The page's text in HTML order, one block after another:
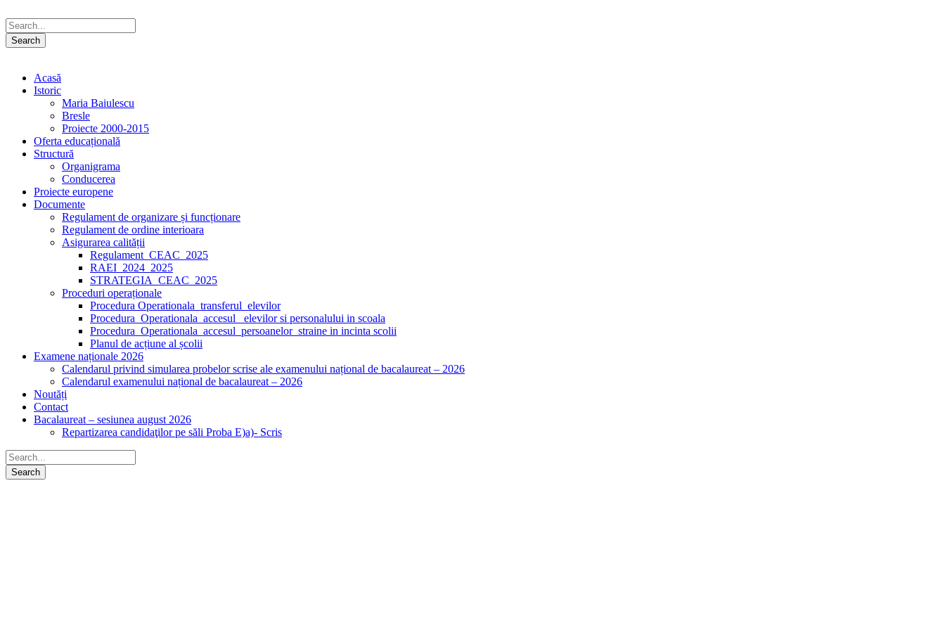
Acasă
Istoric
Maria Baiulescu
Bresle
Proiecte 2000-2015
Oferta educațională
Structură
Organigrama
Conducerea
Proiecte europene
Documente
Regulament de organizare și funcționare
Regulament de ordine interioara
Asigurarea calității
Regulament_CEAC_2025
RAEI_2024_2025
STRATEGIA_CEAC_2025
Proceduri operaționale
Procedura Operationala_transferul_elevilor
Procedura_Operationala_accesul _elevilor si personalului in scoala
Procedura_Operationala_accesul_persoanelor_straine in incinta scolii
Planul de acțiune al școlii
Examene naționale 2026
Calendarul privind simularea probelor scrise ale examenului național de bacalaureat – 2026
Calendarul examenului național de bacalaureat – 2026
Noutăți
Contact
Bacalaureat – sesiunea august 2026
Repartizarea candidaţilor pe săli Proba E)a)- Scris